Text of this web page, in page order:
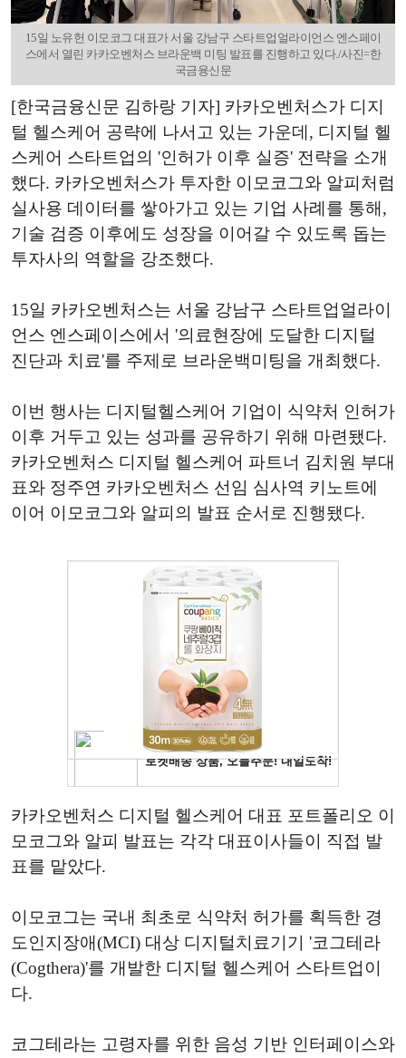
15일 노유헌 이모코그 대표가 서울 강남구 스타트업얼라이언스 엔스페이
스에서 열린 카카오벤처스 브라운백 미팅 발표를 진행하고 있다./사진=한
국금융신문
[한국금융신문 김하랑 기자] 카카오벤처스가 디지
털 헬스케어 공략에 나서고 있는 가운데, 디지털 헬
스케어 스타트업의 '인허가 이후 실증' 전략을 소개
했다. 카카오벤처스가 투자한 이모코그와 알피처럼
실사용 데이터를 쌓아가고 있는 기업 사례를 통해,
기술 검증 이후에도 성장을 이어갈 수 있도록 돕는
투자사의 역할을 강조했다.
15일 카카오벤처스는 서울 강남구 스타트업얼라이
언스 엔스페이스에서 '의료현장에 도달한 디지털
진단과 치료'를 주제로 브라운백미팅을 개최했다.
이번 행사는 디지털헬스케어 기업이 식약처 인허가
이후 거두고 있는 성과를 공유하기 위해 마련됐다.
카카오벤처스 디지털 헬스케어 파트너 김치원 부대
표와 정주연 카카오벤처스 선임 심사역 키노트에
이어 이모코그와 알피의 발표 순서로 진행됐다.
카카오벤처스 디지털 헬스케어 대표 포트폴리오 이
모코그와 알피 발표는 각각 대표이사들이 직접 발
표를 맡았다.
이모코그는 국내 최초로 식약처 허가를 획득한 경
도인지장애(MCI) 대상 디지털치료기기 '코그테라
(Cogthera)'를 개발한 디지털 헬스케어 스타트업이
다.
코그테라는 고령자를 위한 음성 기반 인터페이스와